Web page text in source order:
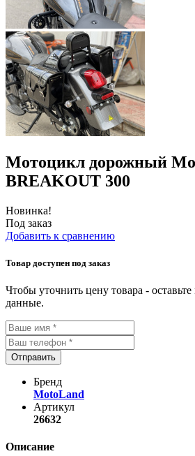
Мотоцикл дорожный
BREAKOUT 300
Новинка!
Под заказ
Добавить к сравнению
Товар доступен под заказ
Чтобы уточнить цену товара -
данные.
Отправить
Бренд
MotoLand
Артикул
26632
Описание